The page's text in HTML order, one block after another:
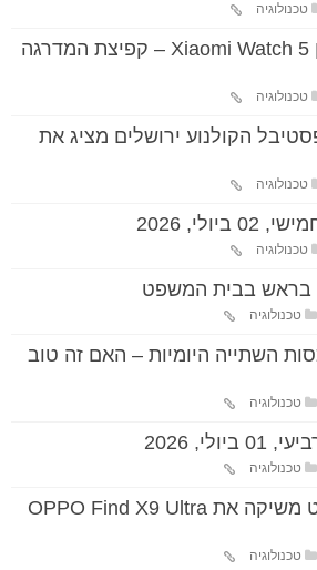
טכנולוגיה
ג׳ירפה מבקרת: שעון Xiaomi Watch 5 – קפיצת המדרגה
טכנולוגיה
הקולנוע ירושלים מציג את
טכנולוגיה
2026
טכנולוגיה
בראש בבית המשפט
טכנולוגיה
השתייה היומיות – האם זה טוב
טכנולוגיה
2026
טכנולוגיה
אופו בישראל: רונלייט משיקה את OPPO Find X9 Ultra
טכנולוגיה